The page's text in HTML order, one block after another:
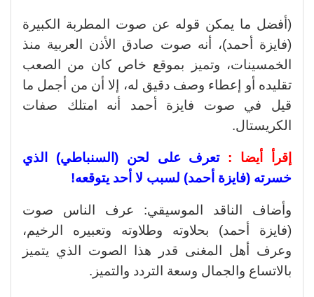
(أفضل ما يمكن قوله عن صوت المطربة الكبيرة
(فايزة أحمد)، أنه صوت صادق الأذن العربية منذ
الخمسينات، وتميز بموقع خاص كان من الصعب
تقليده أو إعطاء وصف دقيق له، إلا أن من أجمل ما
قيل في صوت فايزة أحمد أنه امتلك صفات
الكريستال.
إقرأ أيضا :تعرف على لحن (السنباطي) الذي
خسرته (فايزة أحمد) لسبب لا أحد يتوقعه!
وأضاف الناقد الموسيقي: عرف الناس صوت
(فايزة أحمد) بحلاوته وطلاوته وتعبيره الرخيم،
وعرف أهل المغنى قدر هذا الصوت الذي يتميز
بالاتساع والجمال وسعة التردد والتميز.